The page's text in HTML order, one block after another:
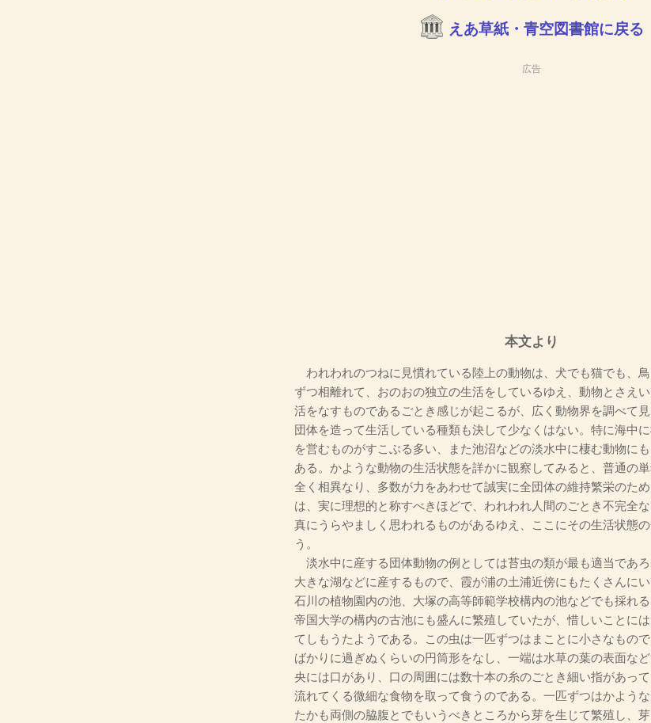
えあ草紙・青空図書館に戻る
広告
本文より
われわれのつねに見慣れている陸上の動物は、犬でも猫でも、
ずつ相離れて、おのおの独立の生活をしているゆえ、動物とさえ
活をなすものであるごとき感じが起こるが、広く動物界を調べて
団体を造って生活している種類も決して少なくはない。特に海中
を営むものがすこぶる多い、また池沼などの淡水中に棲む動物に
ある。かような動物の生活状態を詳かに観察してみると、普通の
全く相異なり、多数が力をあわせて誠実に全団体の維持繁栄のた
は、実に理想的と称すべきほどで、われわれ人間のごとき不完全
真にうらやましく思われるものがあるゆえ、ここにその生活状態
う。
淡水中に産する団体動物の例としては苔虫の類が最も適当であろ
大きな湖などに産するもので、霞が浦の土浦近傍にもたくさんに
石川の植物園内の池、大塚の高等師範学校構内の池などでも採れ
帝国大学の構内の古池にも盛んに繁殖していたが、惜しいことに
てしもうたようである。この虫は一匹ずつはまことに小さなもの
ばかりに過ぎぬくらいの円筒形をなし、一端は水草の葉の表面な
央には口があり、口の周囲には数十本の糸のごとき細い指があっ
流れてくる微細な食物を取って食うのである。一匹ずつはかよう
たかも両側の脇腹とでもいうべきところから芽を生じて繁殖し、